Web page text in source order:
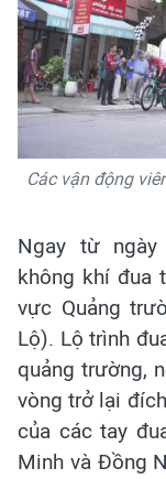
Các vận động
Ngay từ
không khí đua
vực Quảng
Lộ). Lộ trình
quảng trường,
vòng trở lại
của các tay
Minh và Đồng